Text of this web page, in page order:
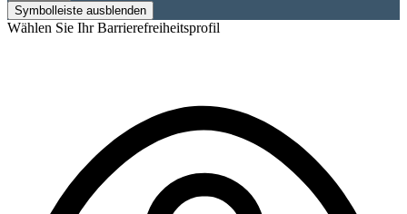
Symbolleiste ausblenden
Wählen Sie Ihr Barrierefreiheitsprofil